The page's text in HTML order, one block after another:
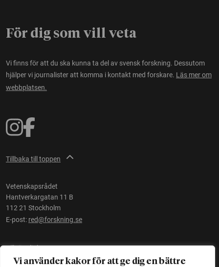
Vi använder kakor för att ge dig en bättre
För dig som vill veta
Vi finns för att du ska kunna ta del av svensk forskning. Dessutom
hjälper vi journalister att komma i kontakt med forskare. Läs mer om
webbplatsen.
Tillbaka till toppen
Vetenskapsrådet
Hantverkargatan 11 B
112 21 Stockholm
E-post: red@forskning.se
Tillgänglighet